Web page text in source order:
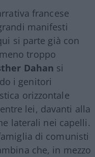
francese
manifesti
si parte già con
troppo
Dahan si
i genitori
orizzontale
lei, davanti alla
laterali nei capelli.
di comunisti
che, in mezzo